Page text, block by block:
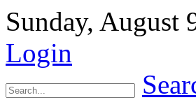
Sunday, August
Login